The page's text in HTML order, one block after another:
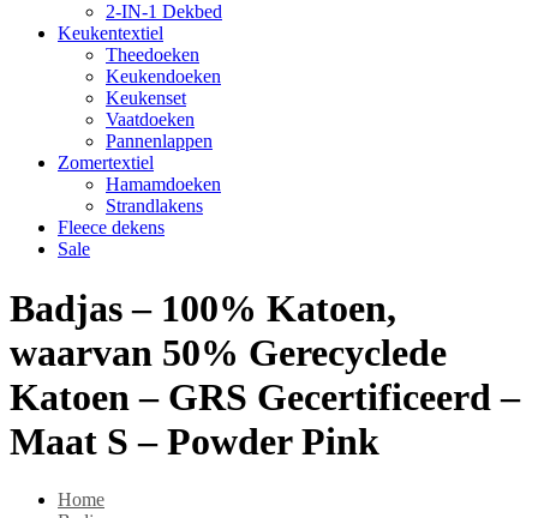
2-IN-1 Dekbed
Keukentextiel
Theedoeken
Keukendoeken
Keukenset
Vaatdoeken
Pannenlappen
Zomertextiel
Hamamdoeken
Strandlakens
Fleece dekens
Sale
Badjas – 100% Katoen,
waarvan 50% Gerecyclede
Katoen – GRS Gecertificeerd –
Maat S – Powder Pink
Home